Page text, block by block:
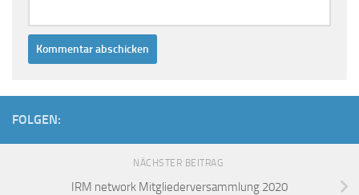
FOLGEN:
NÄCHSTER BEITRAG
IRM network Mitgliederversammlung 2020